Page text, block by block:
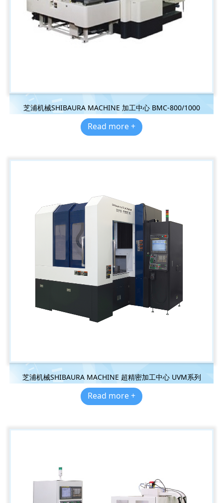
芝浦机械SHIBAURA MACHINE 加工中心 BMC-800/1000
Read more +
芝浦机械SHIBAURA MACHINE 超精密加工中心 UVM系列
Read more +